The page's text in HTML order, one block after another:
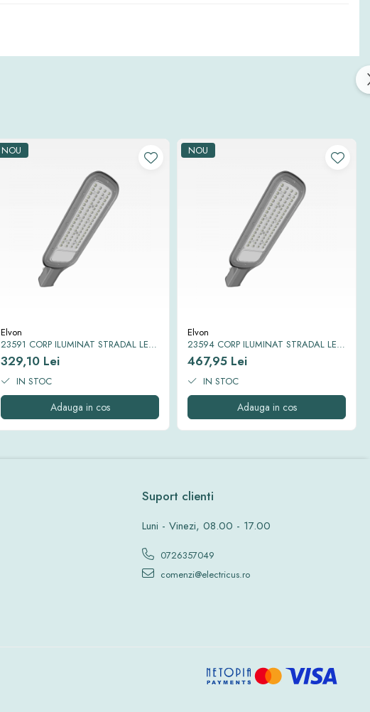
NOU
Elvon
23591 CORP ILUMINAT STRADAL LED
SMD EQUINOX II 6500K IP65 100 W
329,10 Lei
IN STOC
Adauga in cos
NOU
Elvon
23594 CORP ILUMINAT STRADAL LED
SMD EQUINOX II 6500K IP65 150W
467,95 Lei
IN STOC
Adauga in cos
Suport clienti
Luni - Vinezi, 08.00 - 17.00
0726357049
comenzi@electricus.ro